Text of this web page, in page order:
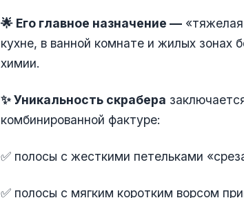
🌟 Его главное назначение —
кухне, в ванной комнате и жилых зонах
химии.
✨ Уникальность скрабера
комбинированной фактуре:
✅ полосы с жесткими петельками
✅ полосы с мягким коротким ворсом